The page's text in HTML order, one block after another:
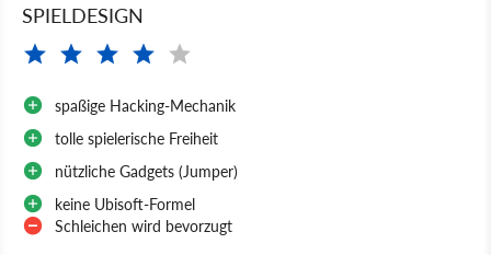
SPIELDESIGN
spaßige Hacking-Mechanik
tolle spielerische Freiheit
nützliche Gadgets (Jumper)
keine Ubisoft-Formel
Schleichen wird bevorzugt